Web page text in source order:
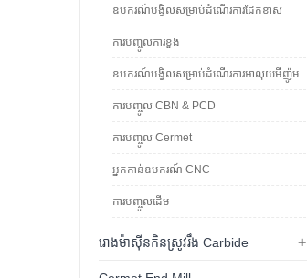
ឧបករណ៍បង្វិលសម្រាប់ដំណើរការដែកខាស
ការបញ្ចូលការខួង
ឧបករណ៍បង្វិលសម្រាប់ដំណើរការអាលុយមីញ៉ូម
ការបញ្ចូល CBN & PCD
ការបញ្ចូល Cermet
អ្នកកាន់ឧបករណ៍ CNC
ការបញ្ចូលដើម
+
រោងម៉ាស៊ីនកិនស្រូវរឹង Carbide